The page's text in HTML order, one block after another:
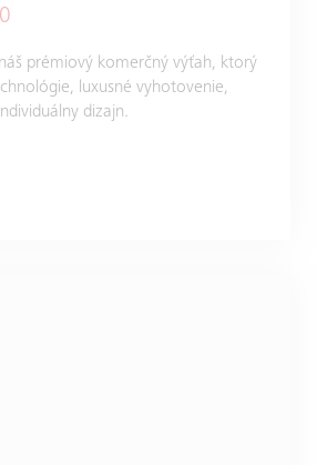
prémiový komerčný výťah, ktorý
luxusné vyhotovenie,
dizajn.